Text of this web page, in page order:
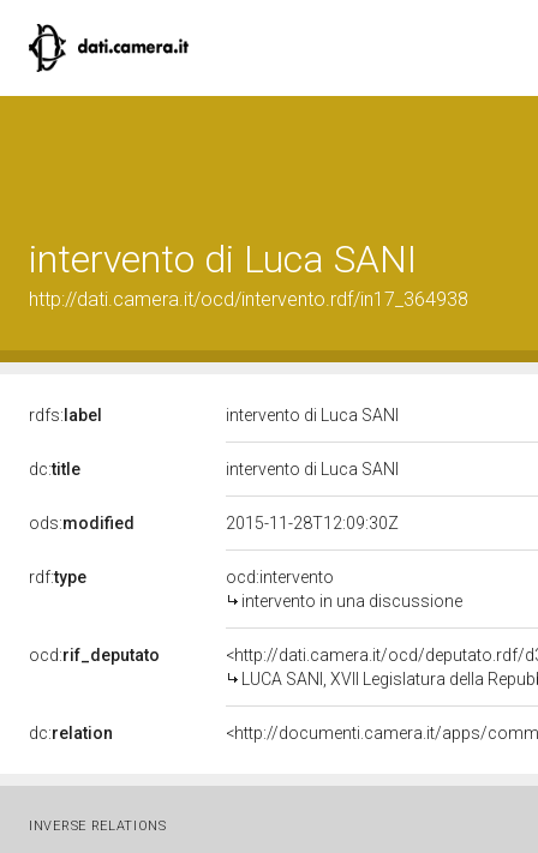
intervento di Luca SANI
http://dati.camera.it/ocd/intervento.rdf/in17_364938
rdfs: label intervento di Luca SANI
dc:title intervento di Luca SANI
ods:modified 2015-11-28T12:09:30Z
rdf:type
ocd:intervento
intervento in una discussione
ocd:rif_deputato
<http://dati.camera.it/ocd/deputato.rdf/
LUCA SANI, XVII Legislatura della
dc:relation
INVERSE RELATIONS